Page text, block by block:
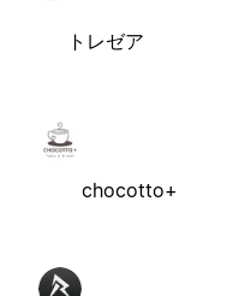
トレゼア
chocotto+